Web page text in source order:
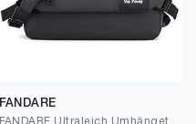
FANDARE